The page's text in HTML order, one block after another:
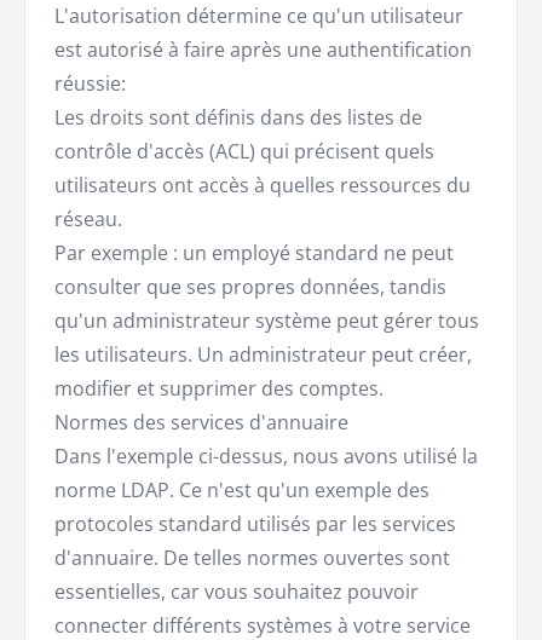
L'autorisation détermine ce qu'un utilisateur
est autorisé à faire après une authentification
réussie:
Les droits sont définis dans des listes de
contrôle d'accès (ACL) qui précisent quels
utilisateurs ont accès à quelles ressources du
réseau.
Par exemple : un employé standard ne peut
consulter que ses propres données, tandis
qu'un administrateur système peut gérer tous
les utilisateurs. Un administrateur peut créer,
modifier et supprimer des comptes.
Normes des services d'annuaire
Dans l'exemple ci-dessus, nous avons utilisé la
norme LDAP. Ce n'est qu'un exemple des
protocoles standard utilisés par les services
d'annuaire. De telles normes ouvertes sont
essentielles, car vous souhaitez pouvoir
connecter différents systèmes à votre service